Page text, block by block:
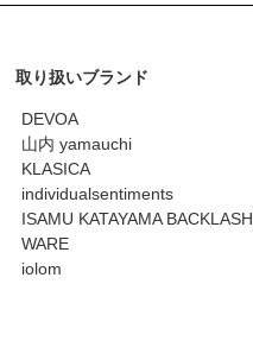
取り扱いブランド
DEVOA
山内 yamauchi
KLASICA
individualsentiments
ISAMU KATAYAMA BACKLASH
WARE
iolom